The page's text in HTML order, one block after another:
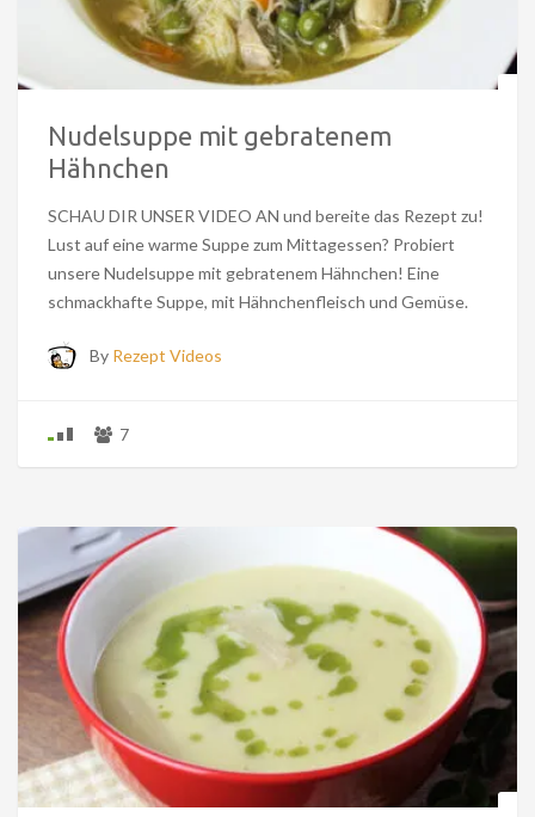
Nudelsuppe mit gebratenem
Hähnchen
SCHAU DIR UNSER VIDEO AN und bereite das Rezept zu!
Lust auf eine warme Suppe zum Mittagessen? Probiert
unsere Nudelsuppe mit gebratenem Hähnchen! Eine
schmackhafte Suppe, mit Hähnchenfleisch und Gemüse.
By Rezept Videos
7